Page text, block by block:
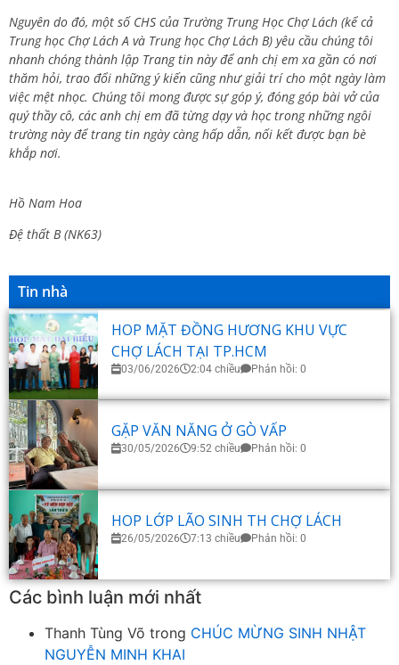
Nguyên do đó, một số CHS của Trường Trung Học Chợ Lách (kể cả
Trung học Chợ Lách A và Trung học Chợ Lách B) yêu cầu chúng tôi
nhanh chóng thành lập Trang tin này để anh chị em xa gần có nơi
thăm hỏi, trao đổi những ý kiến cũng như giải trí cho một ngày làm
việc mệt nhọc. Chúng tôi mong được sự góp ý, đóng góp bài vở của
quý thầy cô, các anh chị em đã từng dạy và học trong những ngôi
trường này để trang tin ngày càng hấp dẫn, nối kết được bạn bè
khắp nơi.
Hồ Nam Hoa
Đệ thất B (NK63)
Tin nhà
HOP MẶT ĐỒNG HƯƠNG KHU VỰC
CHỢ LÁCH TẠI TP.HCM
03/06/2026 2:04 chiều Phản hồi: 0
GẶP VĂN NĂNG Ở GÒ VẤP
30/05/2026 9:52 chiều Phản hồi: 0
HOP LỚP LÃO SINH TH CHỢ LÁCH
26/05/2026 7:13 chiều Phản hồi: 0
Các bình luận mới nhất
Thanh Tùng Võ trong CHÚC MỪNG SINH NHẬT
NGUYỄN MINH KHAI